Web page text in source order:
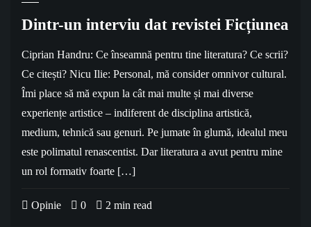
Dintr-un interviu dat revistei Ficțiunea
Ciprian Handru: Ce înseamnă pentru tine literatura? Ce scrii?
Ce citești? Nicu Ilie: Personal, mă consider omnivor cultural.
Îmi place să mă expun la cât mai multe și mai diverse
experiențe artistice – indiferent de disciplina artistică,
medium, tehnică sau genuri. Pe jumate în glumă, idealul meu
este polimatul renascentist. Dar literatura a avut pentru mine
un rol formativ foarte […]
Opinie 0 2 min read